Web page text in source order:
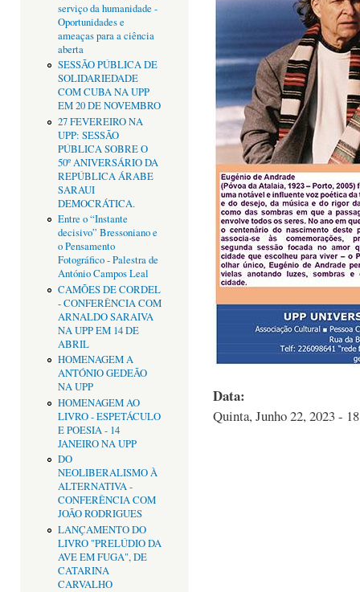
serviço da humanidade -
Oportunidades e
ameaças para a ciência
aberta
SESSÃO PÚBLICA DE
SOLIDARIEDADE
COM CUBA NA UPP
EM 20 DE NOVEMBRO
27 FEVEREIRO NA
UPP: SESSÃO
PÚBLICA SOBRE O
50º ANIVERSÁRIO DA
REPÚBLICA ÁRABE
SARAUI
DEMOCRÁTICA.
Entre o “Instante
decisivo” Bressoniano e
o Pensamento
Fotográfico - Palestra de
António Campos Leal
CAMÕES DE CORDEL
- CONFERÊNCIA COM
ARNALDO SARAIVA
NA UPP EM 14 DE
ABRIL
HOMENAGEM A
ANTÓNIO GEDEÃO
NA UPP
HOMENAGEM AO
LIVRO - ESPETÁCULO
E POESIA - 14
JANEIRO NA UPP
DO
NEOLIBERALISMO À
ALTERNATIVA -
CONFERÊNCIA COM
JOÃO RODRIGUES
LANÇAMENTO DO
LIVRO "PRELÚDIO DA
AVE EM FUGA", DE
CATARINA
CARVALHO
Data:
Quinta, Junho 22, 2023 -